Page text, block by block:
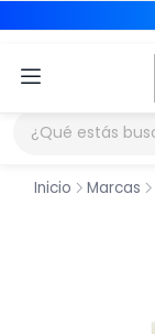
Inicio Marcas